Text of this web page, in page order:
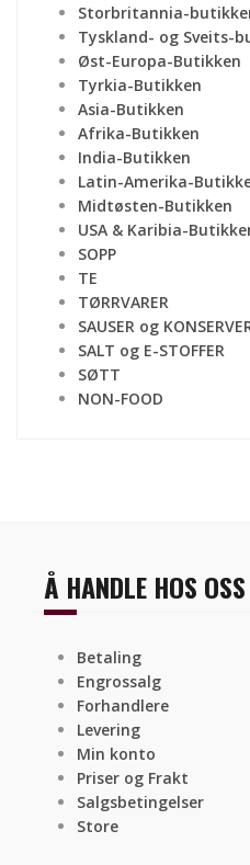
Storbritannia-
Tyskland- og Sveits-
Øst-Europa-Butikken
Tyrkia-Butikken
Asia-Butikken
Afrika-Butikken
India-Butikken
Latin-Amerika-
Midtøsten-Butikken
USA & Karibia-
SOPP
TE
TØRRVARER
SAUSER og
SALT og E-STOFFER
SØTT
NON-FOOD
Å HANDLE HOS OSS
Betaling
Engrossalg
Forhandlere
Levering
Min konto
Priser og Frakt
Salgsbetingelser
Store